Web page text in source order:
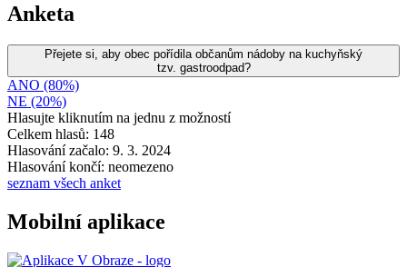
Anketa
Přejete si, aby obec pořídila občanům nádoby na kuchyňský
tzv. gastroodpad?
ANO (80%)
NE (20%)
Hlasujte kliknutím na jednu z možností
Celkem hlasů: 148
Hlasování začalo: 9. 3. 2024
Hlasování končí: neomezeno
seznam všech anket
Mobilní aplikace